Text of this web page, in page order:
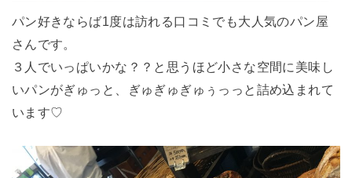
パン好きならば1度は訪れる口コミでも大人気のパン屋
さんです。
３人でいっぱいかな？？と思うほど小さな空間に美味し
いパンがぎゅっと、ぎゅぎゅぎゅぅっっと詰め込まれて
います♡